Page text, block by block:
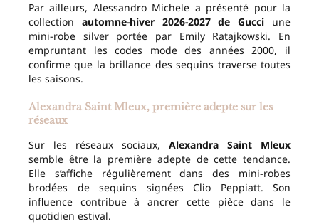
Par ailleurs, Alessandro Michele a présenté pour la
collection automne-hiver 2026-2027 de Gucci une
mini-robe silver portée par Emily Ratajkowski. En
empruntant les codes mode des années 2000, il
confirme que la brillance des sequins traverse toutes
les saisons.
Alexandra Saint Mleux, première adepte sur les
réseaux
Sur les réseaux sociaux, Alexandra Saint Mleux
semble être la première adepte de cette tendance.
Elle s’affiche régulièrement dans des mini-robes
brodées de sequins signées Clio Peppiatt. Son
influence contribue à ancrer cette pièce dans le
quotidien estival.